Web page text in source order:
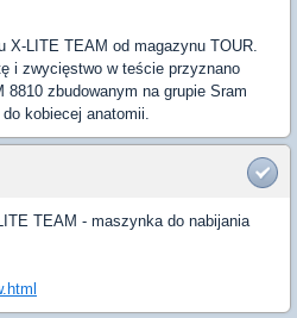
X-LITE TEAM od magazynu TOUR.
i zwycięstwo w teście przyznano
zbudowanym na grupie Sram
kobiecej anatomii.
TEAM - maszynka do nabijania